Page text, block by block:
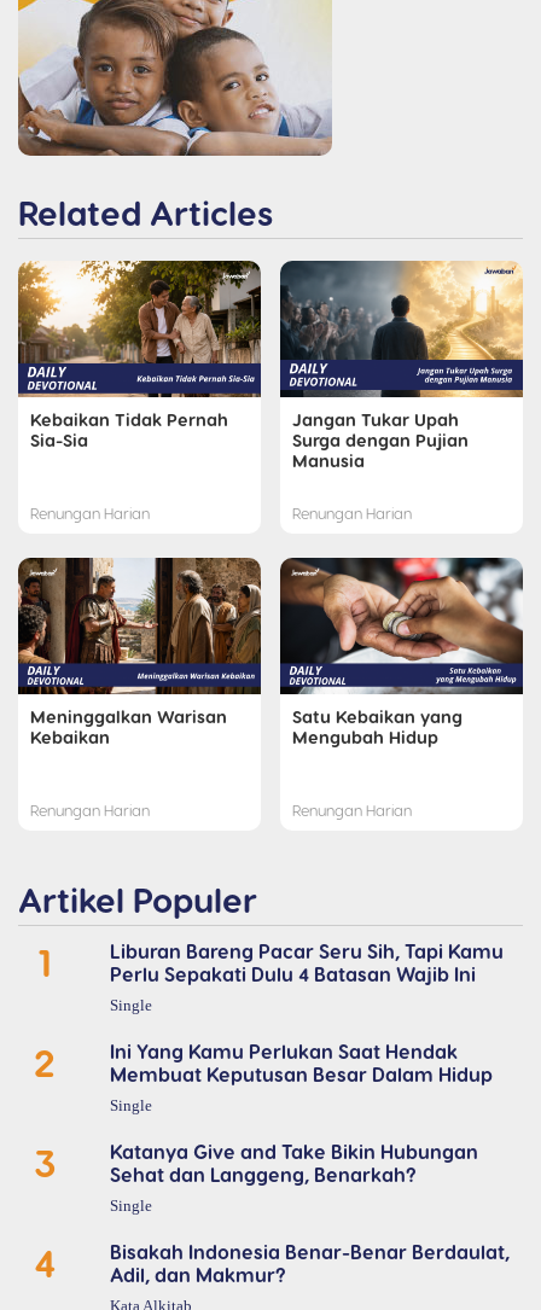
Related Articles
Kebaikan Tidak Pernah
Sia-Sia
Renungan Harian
Jangan Tukar Upah
Surga dengan Pujian
Manusia
Renungan Harian
Meninggalkan Warisan
Kebaikan
Renungan Harian
Satu Kebaikan yang
Mengubah Hidup
Renungan Harian
Artikel Populer
1
Liburan Bareng Pacar Seru Sih, Tapi Kamu
Perlu Sepakati Dulu 4 Batasan Wajib Ini
Single
2
Ini Yang Kamu Perlukan Saat Hendak
Membuat Keputusan Besar Dalam Hidup
Single
3
Katanya Give and Take Bikin Hubungan
Sehat dan Langgeng, Benarkah?
Single
4
Bisakah Indonesia Benar-Benar Berdaulat,
Adil, dan Makmur?